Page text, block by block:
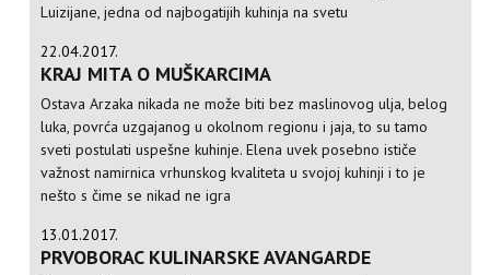
Luizijane, jedna od najbogatijih kuhinja na svetu
22.04.2017.
KRAJ MITA O MUŠKARCIMA
Ostava Arzaka nikada ne može biti bez maslinovog ulja, belog
luka, povrća uzgajanog u okolnom regionu i jaja, to su tamo
sveti postulati uspešne kuhinje. Elena uvek posebno ističe
važnost namirnica vrhunskog kvaliteta u svojoj kuhinji i to je
nešto s čime se nikad ne igra
13.01.2017.
PRVOBORAC KULINARSKE AVANGARDE